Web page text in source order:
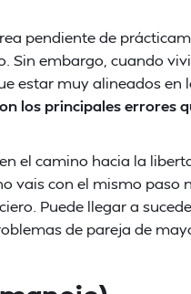
pendiente de
Sin embargo, cuando
estar muy alineados en
los principales errores
el camino hacia la
vais con el mismo paso
Puede llegar a
de pareja de